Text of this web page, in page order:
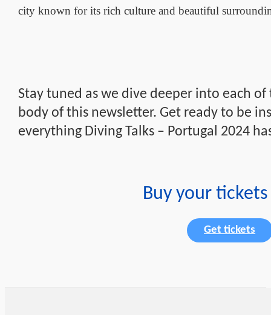
city known for its rich culture and beautiful
Stay tuned as we dive deeper into each
body of this newsletter. Get ready to be
everything Diving Talks – Portugal 2024
Buy your
Get tickets